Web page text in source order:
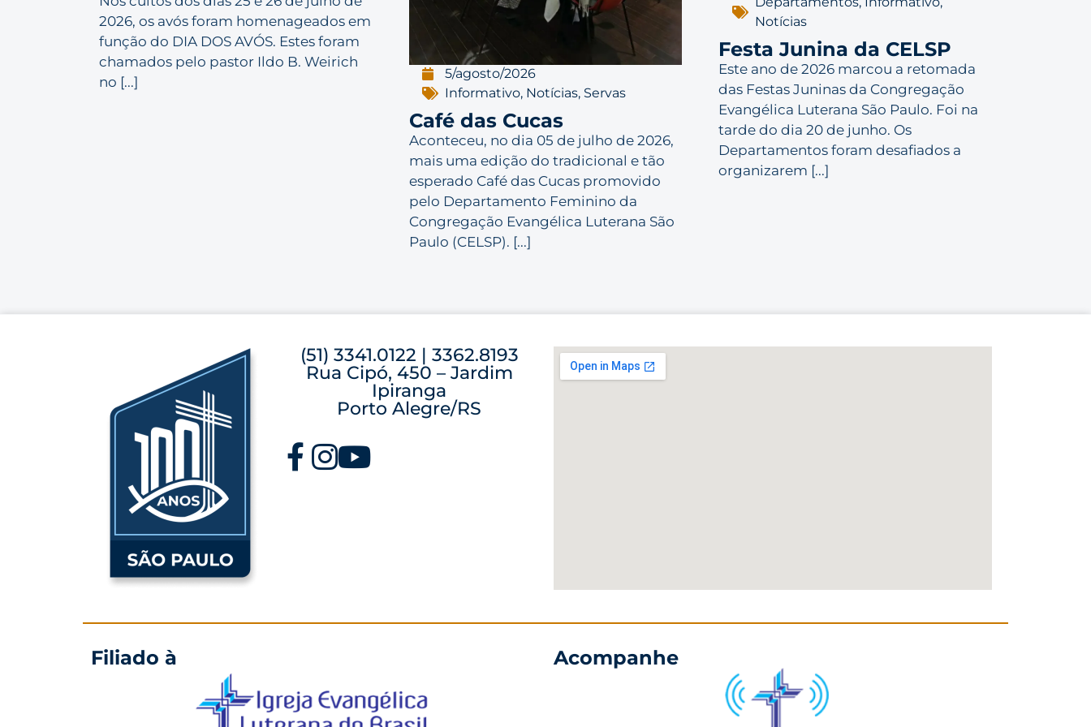
2026, os avós foram homenageados em
função do DIA DOS AVÓS. Estes foram
chamados pelo pastor Ildo B. Weirich
no [...]
5/agosto/2026
Informativo, Notícias, Servas
Café das Cucas
Aconteceu, no dia 05 de julho de 2026,
mais uma edição do tradicional e tão
esperado Café das Cucas promovido
pelo Departamento Feminino da
Congregação Evangélica Luterana São
Paulo (CELSP). [...]
Notícias
Festa Junina da CELSP
Este ano de 2026 marcou a retomada
das Festas Juninas da Congregação
Evangélica Luterana São Paulo. Foi na
tarde do dia 20 de junho. Os
Departamentos foram desafiados a
organizarem [...]
(51) 3341.0122 | 3362.8193
Rua Cipó, 450 – Jardim
Ipiranga
Porto Alegre/RS
Filiado à Acompanhe